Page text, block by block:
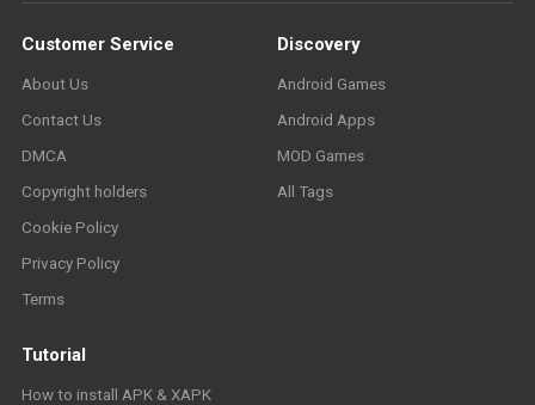
Customer Service
About Us
Contact Us
DMCA
Copyright holders
Cookie Policy
Privacy Policy
Terms
Discovery
Android Games
Android Apps
MOD Games
All Tags
Tutorial
How to install APK & XAPK